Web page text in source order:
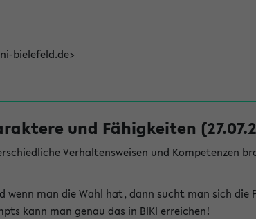
bielefeld.de>
und Fähigkeiten
Verhaltensweisen und Kompetenzen
man die Wahl hat, dann sucht man sich die
kann man genau das in BIKI erreichen!